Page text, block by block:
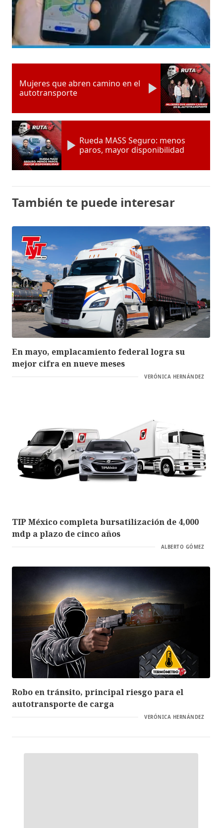
Mujeres que abren camino en el
autotransporte
Rueda MASS Seguro: menos
paros, mayor disponibilidad
También te puede interesar
En mayo, emplacamiento federal logra su
mejor cifra en nueve meses
VERÓNICA HERNÁNDEZ
TIP México completa bursatilización de 4,000
mdp a plazo de cinco años
ALBERTO GÓMEZ
Robo en tránsito, principal riesgo para el
autotransporte de carga
VERÓNICA HERNÁNDEZ